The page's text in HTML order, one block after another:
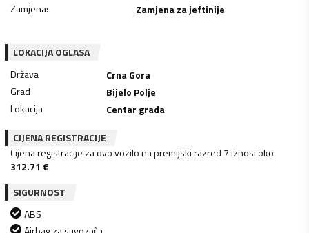
Zamjena: Zamjena za jeftinije
LOKACIJA OGLASA
Država
Crna Gora
Grad
Bijelo Polje
Lokacija
Centar grada
CIJENA REGISTRACIJE
Cijena registracije za ovo vozilo na premijski razred 7 iznosi oko
312.71 €
SIGURNOST
ABS